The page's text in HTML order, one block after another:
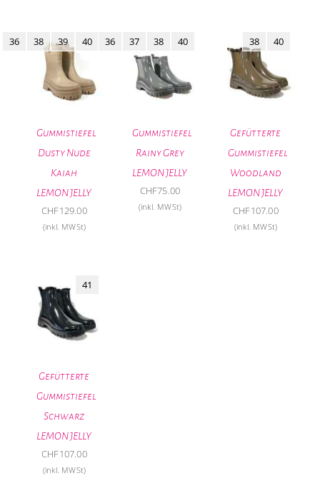
Gummistiefel
Dusty Nude
Kaiah
LEMON JELLY
36 38 39 40
CHF129.00
(inkl. MWSt)
Gummistiefel
Rainy Grey
LEMON JELLY
36 37 38 40
CHF75.00
(inkl. MWSt)
Gefütterte
Gummistiefel
Woodland
LEMON JELLY
38 40
CHF107.00
(inkl. MWSt)
Gefütterte
Gummistiefel
Schwarz
LEMON JELLY
41
CHF107.00
(inkl. MWSt)